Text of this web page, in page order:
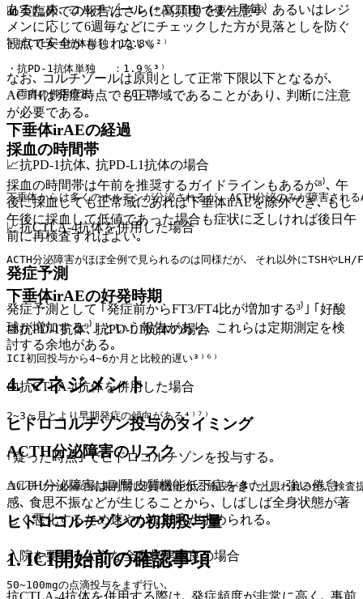
あるため､ コルチゾール (+ACTH) を1ヶ月毎､ あるいはレジ
メンに応じて6週毎などにチェックした方が見落としを防ぐ
観点で安全かもしれない｡
なお､ コルチゾールは原則として正常下限以下となるが､
ACTHは発症時点でも正常域であることがあり､ 判断に注意
が必要である｡
採血の時間帯
採血の時間帯は午前を推奨するガイドラインもあるが⁸⁾､ 午
後に採血しても正常域にあれば下垂体irAEを除外でき､ もし
午後に採血して低値であった場合も症状に乏しければ後日午
前に再検査すればよい｡
発症予測
発症予測として ｢発症前からFT3/FT4比が増加する³⁾｣ ｢好酸
球が増加する⁹⁾｣ という報告があり､ これらは定期測定を検
討する余地がある｡
4. マネジメント
ヒドロコルチゾン投与のタイミング
｢疑った時点｣ でヒドロコルチゾンを投与する｡
コルチゾール値の結果判明に時間がかかる施設が多いと思われるが､ 検
ヒドロコルチゾンの初期投与量
入院を要するような全身状態不良の場合
50~100mgの点滴投与をまず行い､
📊実臨床での報告はさらに高頻度で要注意²⁾³⁾
・抗CTLA-4抗体単独：12.8％²⁾
・抗PD-1抗体単独 　：1.9％³⁾
・両者の併用療法 　 ：20.1％
下垂体irAEの経過
📈抗PD-1抗体､ 抗PD-L1抗体の場合
下垂体からは多くのホルモンが分泌されるが､ ACTH分泌のみが障害され
📈抗CTLA-4抗体を併用した場合
ACTH分泌障害がほぼ全例で見られるのは同様だが､ それ以外にTSHや
下垂体irAEの好発時期
📅抗PD-1抗体､ 抗PD-L1抗体の場合
ICI初回投与から4~6か月と比較的遅い³⁾⁶⁾
📅抗CTLA-4抗体を併用した場合
2~3ヶ月とより早期発症の傾向がある⁴⁾⁷⁾
ACTH分泌障害のリスク
ACTH分泌障害は副腎皮質機能低下症をきたし､ 強い倦怠
感､ 食思不振などが生じることから､ しばしば全身状態が著
しく悪化するため速やかな対応が求められる｡
1. ICI開始前の確認事項